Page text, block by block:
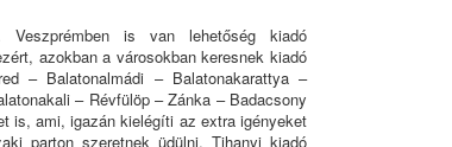
Veszprémben is van lehetőség kiadó
azokban a városokban keresnek kiadó
– Balatonalmádi – Balatonakarattya –
– Révfülöp – Zánka – Badacsony
is, ami, igazán kielégíti az extra igényeket
parton szeretnek üdülni. Tihanyi kiadó